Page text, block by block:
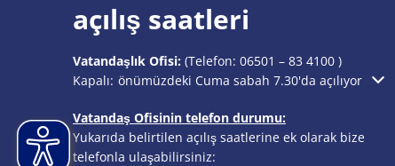
açılış saatleri
Vatandaşlık Ofisi: (Telefon: 06501 – 83 4100 )
Ek açılış veya kapanış saatlerini gizlemek için tıklayın
Kapalı: önümüzdeki Cuma sabah 7.30'da açılıyor
Vatandaş Ofisinin telefon durumu:
Yukarıda belirtilen açılış saatlerine ek olarak bize
telefonla ulaşabilirsiniz: